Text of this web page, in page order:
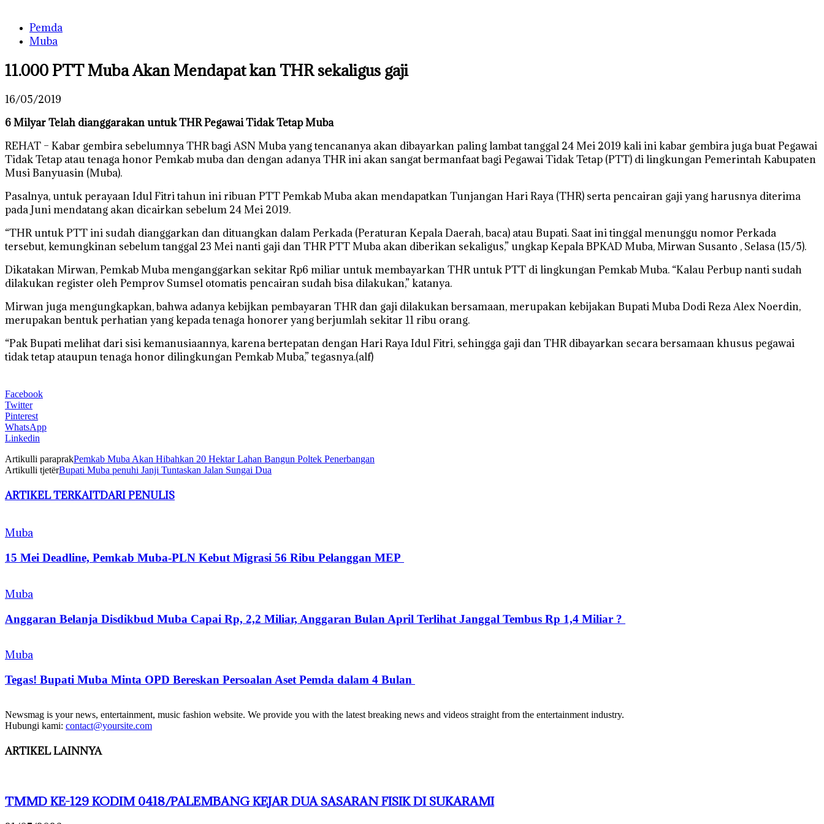
Pemda
Muba
11.000 PTT Muba Akan Mendapat kan THR sekaligus gaji
16/05/2019
6 Milyar Telah dianggarakan untuk THR Pegawai Tidak Tetap Muba
REHAT – Kabar gembira sebelumnya THR bagi ASN Muba yang tencananya akan dibayarkan paling lambat tanggal 24 Mei 2019 kali ini kabar gembira juga buat Pegawai
Tidak Tetap atau tenaga honor Pemkab muba dan dengan adanya THR ini akan sangat bermanfaat bagi Pegawai Tidak Tetap (PTT) di lingkungan Pemerintah Kabupaten
Musi Banyuasin (Muba).
Pasalnya, untuk perayaan Idul Fitri tahun ini ribuan PTT Pemkab Muba akan mendapatkan Tunjangan Hari Raya (THR) serta pencairan gaji yang harusnya diterima
pada Juni mendatang akan dicairkan sebelum 24 Mei 2019.
“THR untuk PTT ini sudah dianggarkan dan dituangkan dalam Perkada (Peraturan Kepala Daerah, baca) atau Bupati. Saat ini tinggal menunggu nomor Perkada
tersebut, kemungkinan sebelum tanggal 23 Mei nanti gaji dan THR PTT Muba akan diberikan sekaligus,” ungkap Kepala BPKAD Muba, Mirwan Susanto , Selasa (15/5).
Dikatakan Mirwan, Pemkab Muba menganggarkan sekitar Rp6 miliar untuk membayarkan THR untuk PTT di lingkungan Pemkab Muba. “Kalau Perbup nanti sudah
dilakukan register oleh Pemprov Sumsel otomatis pencairan sudah bisa dilakukan,” katanya.
Mirwan juga mengungkapkan, bahwa adanya kebijkan pembayaran THR dan gaji dilakukan bersamaan, merupakan kebijakan Bupati Muba Dodi Reza Alex Noerdin,
merupakan bentuk perhatian yang kepada tenaga honorer yang berjumlah sekitar 11 ribu orang.
“Pak Bupati melihat dari sisi kemanusiaannya, karena bertepatan dengan Hari Raya Idul Fitri, sehingga gaji dan THR dibayarkan secara bersamaan khusus pegawai
tidak tetap ataupun tenaga honor dilingkungan Pemkab Muba,” tegasnya.(alf)
Facebook
Twitter
Pinterest
WhatsApp
Linkedin
Artikulli paraprakPemkab Muba Akan Hibahkan 20 Hektar Lahan Bangun Poltek Penerbangan
Artikulli tjetërBupati Muba penuhi Janji Tuntaskan Jalan Sungai Dua
ARTIKEL TERKAITDARI PENULIS
Muba
15 Mei Deadline, Pemkab Muba-PLN Kebut Migrasi 56 Ribu Pelanggan MEP
Muba
Anggaran Belanja Disdikbud Muba Capai Rp, 2,2 Miliar, Anggaran Bulan April Terlihat Janggal Tembus Rp 1,4 Miliar ?
Muba
Tegas! Bupati Muba Minta OPD Bereskan Persoalan Aset Pemda dalam 4 Bulan
Newsmag is your news, entertainment, music fashion website. We provide you with the latest breaking news and videos straight from the entertainment industry.
Hubungi kami: contact@yoursite.com
ARTIKEL LAINNYA
TMMD KE-129 KODIM 0418/PALEMBANG KEJAR DUA SASARAN FISIK DI SUKARAMI